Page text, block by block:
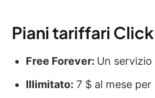
Piani tariffari
Free Forever: Un
Illimitato: 7 $ al mese